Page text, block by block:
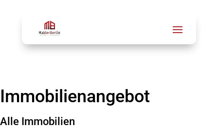
Immobilien­angebot
Alle Immobilien